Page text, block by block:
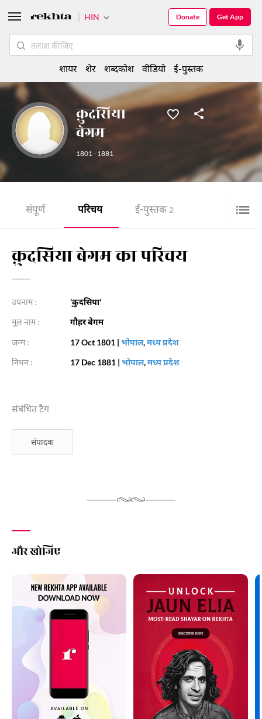
क़ुदसिया
बेगम
1801 - 1881
संपूर्ण परिचय ई-पुस्तक 2
क़ुदसिया बेगम का परिचय
उपनाम : 'क़ुदसिया'
मूल नाम : गौहर बेगम
जन्म : 17 Oct 1801 | भोपाल,मध्य प्रदेश
निधन : 17 Dec 1881 | भोपाल,मध्य प्रदेश
संबंधित टैग
संपादक
और खोजिए
HIN Get App
Donate
शायर शेर शब्दकोश वीडियो ई-पुस्तक